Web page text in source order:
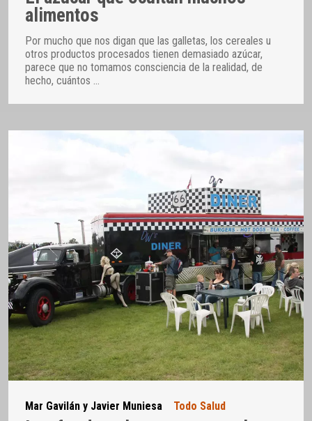
alimentos
Por mucho que nos digan que las galletas, los cereales u
otros productos procesados tienen demasiado azúcar,
parece que no tomamos consciencia de la realidad, de
hecho, cuántos …
Mar Gavilán y Javier Muniesa Todo Salud